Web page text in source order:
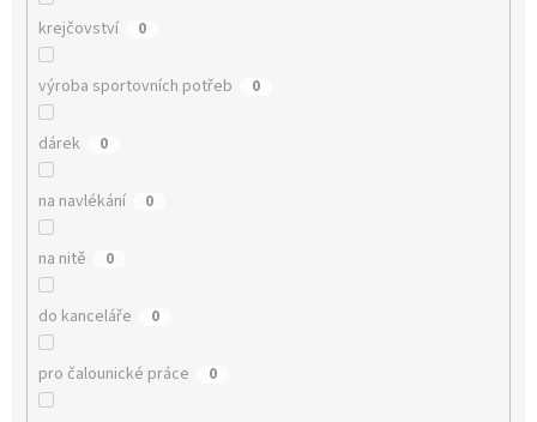
krejčovství 0
výroba sportovních potřeb 0
dárek 0
na navlékání 0
na nitě 0
do kanceláře 0
pro čalounické práce 0